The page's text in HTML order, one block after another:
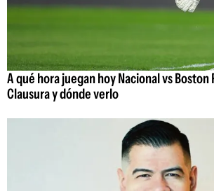
A qué hora juegan hoy Nacional vs
Clausura y dónde verlo